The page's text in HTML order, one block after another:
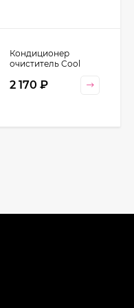
Кондиционер
очиститель Cool
Cosmetics, 130 гр
2 170 ₽